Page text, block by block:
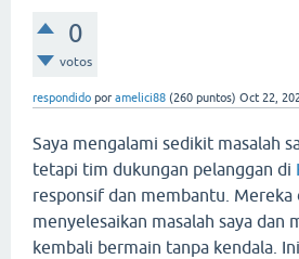
0
votos
respondido por amelici88 (260 puntos) Oct 22,
Saya mengalami sedikit masalah
tetapi tim dukungan pelanggan di
responsif dan membantu. Mereka
menyelesaikan masalah saya dan
kembali bermain tanpa kendala.